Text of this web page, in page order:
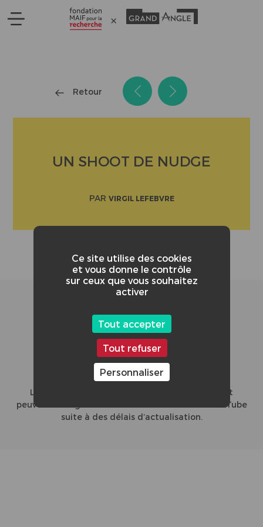
Retour
UN SHOOT DE NUDGE
PAR VIRGIL LEFEBVRE
24/47
CLASSEMENT GLOBAL DE LA VIDÉO :
L'affichage du nombre de vues et le classement
peuvent diverger entre le site du concours et YouTube
suite à des délais d’actualisation.
Ce site utilise des cookies
et vous donne le contrôle
sur ceux que vous souhaitez
activer
Tout accepter
Tout refuser
Personnaliser